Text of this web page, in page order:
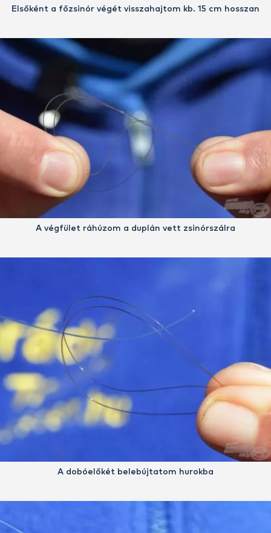
Elsőként a főzsinór végét visszahajtom kb. 15 cm hosszan
A végfület ráhúzom a duplán vett zsinórszálra
A dobóelőkét belebújtatom hurokba